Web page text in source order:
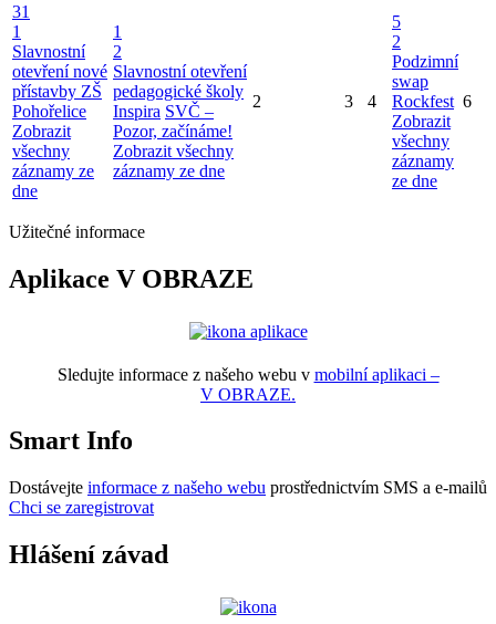
31
1
Slavnostní
otevření nové
přístavby ZŠ
Pohořelice
Zobrazit
všechny
záznamy ze
dne
1
2
Slavnostní otevření
pedagogické školy
Inspira SVČ –
Pozor, začínáme!
Zobrazit všechny
záznamy ze dne
2 3 4
5
2
Podzimní
swap
Rockfest
Zobrazit
všechny
záznamy
ze dne
6
Užitečné informace
Aplikace V OBRAZE
Sledujte informace z našeho webu v mobilní aplikaci –
V OBRAZE.
Smart Info
Dostávejte informace z našeho webu prostřednictvím SMS a e-mailů
Chci se zaregistrovat
Hlášení závad